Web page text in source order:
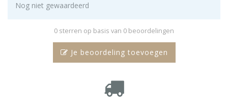
Nog niet gewaardeerd
0 sterren op basis van 0 beoordelingen
Je beoordeling toevoegen